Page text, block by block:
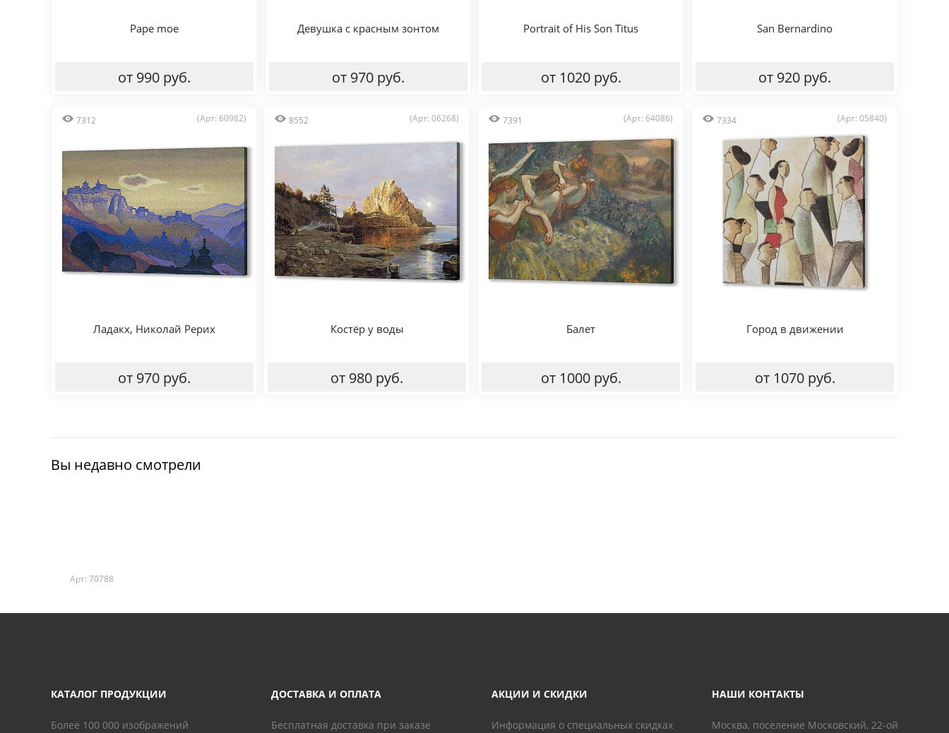
Pape moe
от 990 руб.
Девушка с красным зонтом
от 970 руб.
Portrait of His Son Titus
от 1020 руб.
San Bernardino
от 920 руб.
7312 (Арт: 60982)
Ладакх, Николай Рерих
от 970 руб.
8552 (Арт: 06268)
Костёр у воды
от 980 руб.
7391 (Арт: 64086)
Балет
от 1000 руб.
7334 (Арт: 05840)
Город в движении
от 1070 руб.
Вы недавно смотрели
Арт: 70788
КАТАЛОГ ПРОДУКЦИИ
Более 100 000 изображений
ДОСТАВКА И ОПЛАТА
Бесплатная доставка при заказе
АКЦИИ И СКИДКИ
Информация о специальных скидках
НАШИ КОНТАКТЫ
Москва, поселение Московский, 22-ой